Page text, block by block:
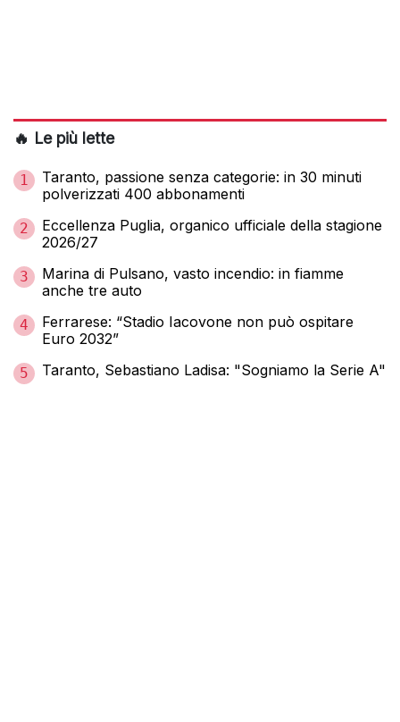
🔥 Le più lette
1
Taranto, passione senza categorie: in 30 minuti
polverizzati 400 abbonamenti
2
Eccellenza Puglia, organico ufficiale della stagione
2026/27
3
Marina di Pulsano, vasto incendio: in fiamme
anche tre auto
4
Ferrarese: “Stadio Iacovone non può ospitare
Euro 2032”
5 Taranto, Sebastiano Ladisa: "Sogniamo la Serie A"